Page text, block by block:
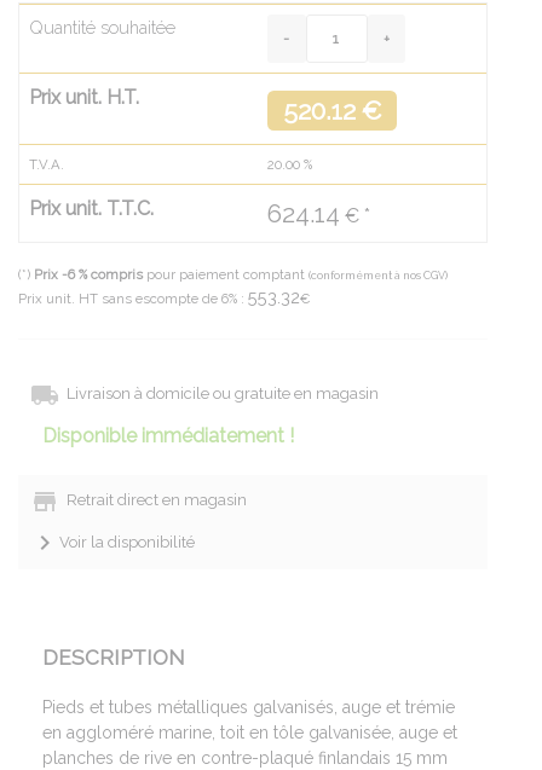
Quantité souhaitée
Prix unit. H.T. 520.12 €
T.V.A. 20.00 %
Prix unit. T.T.C. 624.14 € *
(*) Prix -6 % compris pour paiement comptant (conformément à nos CGV)
Prix unit. HT sans escompte de 6% : 553.32€
Livraison à domicile ou gratuite en magasin
Disponible immédiatement !
Retrait direct en magasin
Voir la disponibilité
DESCRIPTION
Pieds et tubes métalliques galvanisés, auge et trémie
en aggloméré marine, toit en tôle galvanisée, auge et
planches de rive en contre-plaqué finlandais 15 mm